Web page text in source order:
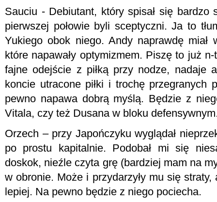
Sauciu - Debiutant, który spisał się bardzo
pierwszej połowie byli sceptyczni. Ja to
Yukiego obok niego. Andy naprawdę miał
które napawały optymizmem. Piszę to już
fajne odejście z piłką przy nodze, nadaje
koncie utracone piłki i trochę przegranych
pewno napawa dobrą myślą. Będzie z
Vitala, czy też Dusana w bloku
Orzech – przy Japończyku wyglądał
po prostu kapitalnie. Podobał mi się
doskok, nieźle czyta grę (bardziej mam na
w obronie. Może i przydarzyły mu się
lepiej. Na pewno będzie z niego pociecha.